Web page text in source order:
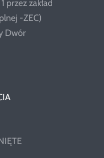
przez zakład
-ZEC)
Dwór